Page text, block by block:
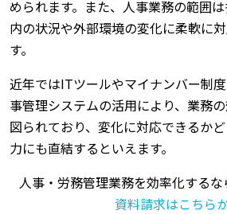
められます。また、人事業務の範囲
内の状況や外部環境の変化に柔軟に
す。
近年ではITツールやマイナンバー制
事管理システムの活用により、業務
図られており、変化に対応できるか
力にも直結するといえます。
人事・労務管理業務を効率化するな
資料請求はこちら